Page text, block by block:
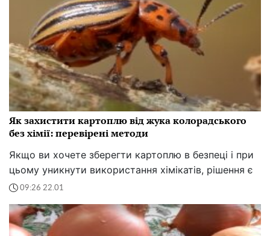
Як захистити картоплю від жука колорадського
без хімії: перевірені методи
Якщо ви хочете зберегти картоплю в безпеці і при
цьому уникнути використання хімікатів, рішення є
09:26 22.01